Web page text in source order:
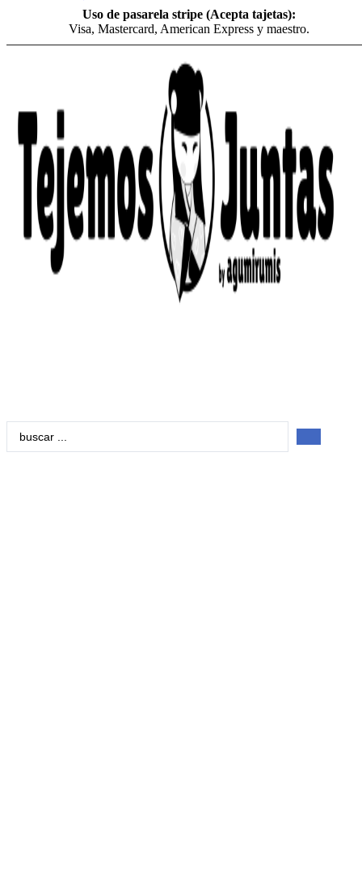
Uso de pasarela stripe (Acepta tajetas):
Visa, Mastercard, American Express y maestro.